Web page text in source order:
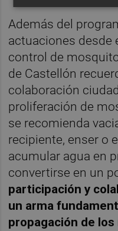
Además del
actuaciones desde
control de
de Castellón
colaboración
proliferación de
se recomienda
recipiente, enser o
acumular agua en
convertirse en un
participación y
un arma
propagación de